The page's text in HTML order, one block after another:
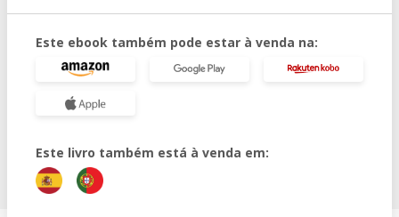
Este ebook também pode estar à venda na:
Este livro também está à venda em: